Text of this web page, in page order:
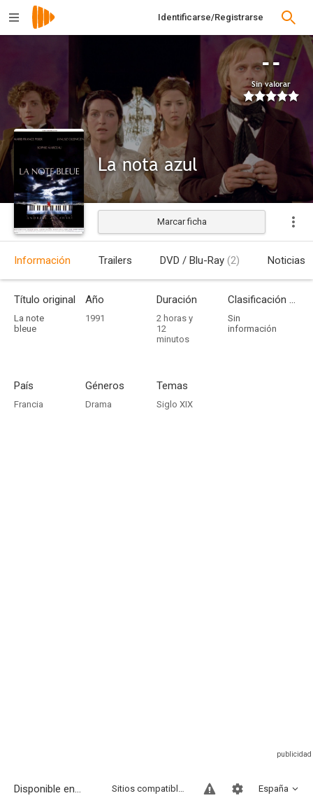
Identificarse/Registrarse
--
Sin valorar
La nota azul
Estrenada
Marcar ficha
Información Trailers DVD / Blu-Ray (2) Noticias
Título original
La note
bleue
Año
1991
Duración
2 horas y
12
minutos
Clasificación por edades
Sin
información
País
Francia
Géneros
Drama
Temas
Siglo XIX
Disponible en... España
Sitios compatibles